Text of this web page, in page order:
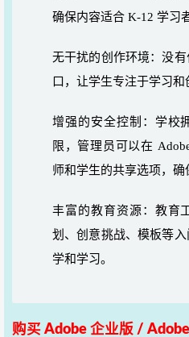
确保内容适合 K-12 学习
无干扰的创作环境：没
口，让学生专注于学习和
增强的安全控制：学校
限，管理员可以在
师和学生的共享选项，确
丰富的教育资源：教育
划、创意挑战、模板等
学和学习。
购买 Adobe 企业版 /